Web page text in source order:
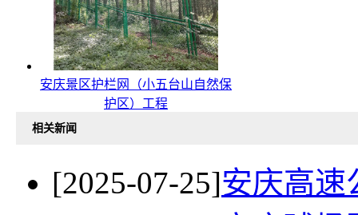
安庆景区护栏网（小五台山自然保
护区）工程
相关新闻
[2025-07-25]安庆高速